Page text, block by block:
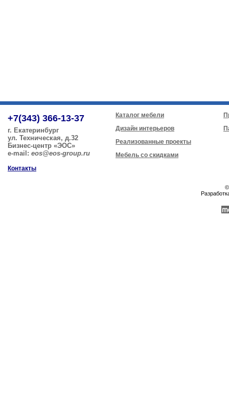
+7(343) 366-13-37
г. Екатеринбург
ул. Техническая, д.32
Бизнес-центр «ЭОС»
e-mail: eos@eos-group.ru
Контакты
Каталог мебели
Дизайн интерьеров
Реализованные проекты
Мебель со скидками
©